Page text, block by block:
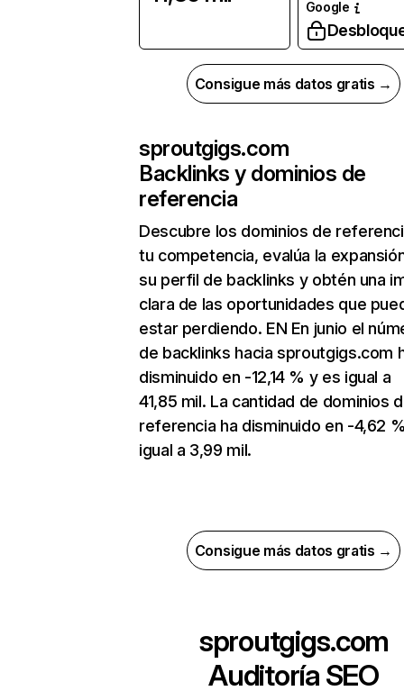
Google
Consigue más datos gratis →
sproutgigs.com
Backlinks y dominios de
referencia
Descubre los dominios de
tu competencia, evalúa la
su perfil de backlinks y obtén una
clara de las oportunidades que
estar perdiendo. EN En junio el
de backlinks hacia sproutgigs.com
disminuido en -12,14 % y es igual a
41,85 mil. La cantidad de dominios
referencia ha disminuido en -4,62
igual a 3,99 mil.
Consigue más datos gratis →
sproutgigs.com
Auditoría SEO